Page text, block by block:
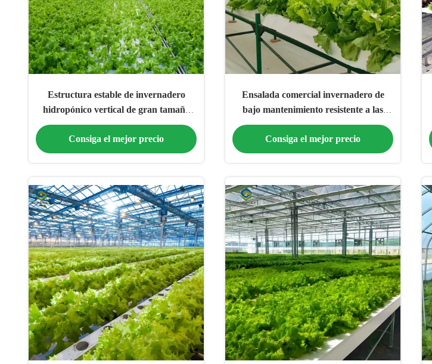
Estructura estable de invernadero
hidropónico vertical de gran tamaño
fácil de ensamblar
Consiga el mejor precio
Ensalada comercial invernadero de
bajo mantenimiento resistente a las
condiciones climáticas
Consiga el mejor precio